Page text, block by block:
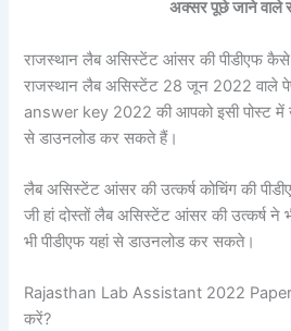
अक्सर पूछे जाने वाले
राजस्थान लैब असिस्टेंट आंसर की पीडीएफ
राजस्थान लैब असिस्टेंट 28 जून 2022 वाले
answer key 2022 की आपको इसी पोस्ट में
से डाउनलोड कर सकते हैं।
लैब असिस्टेंट आंसर की उत्कर्ष कोचिंग की
जी हां दोस्तों लैब असिस्टेंट आंसर की उत्कर्ष ने
भी पीडीएफ यहां से डाउनलोड कर सकते।
Rajasthan Lab Assistant 2022
करें?